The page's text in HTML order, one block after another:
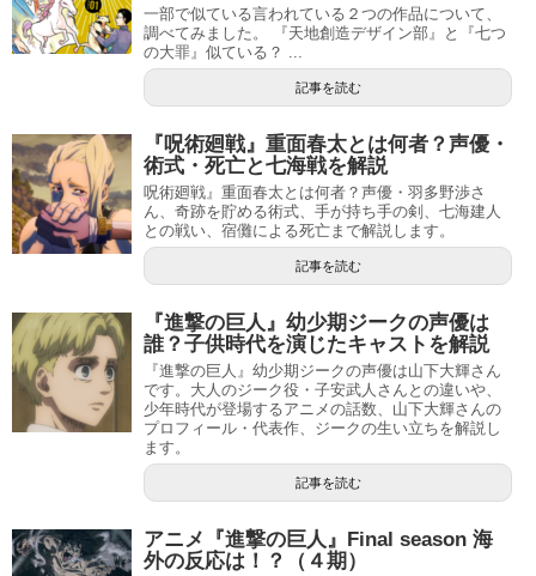
一部で似ている言われている２つの作品について、
調べてみました。 『天地創造デザイン部』と『七つ
の大罪』似ている？ ...
記事を読む
『呪術廻戦』重面春太とは何者？声優・
術式・死亡と七海戦を解説
呪術廻戦』重面春太とは何者？声優・羽多野渉さ
ん、奇跡を貯める術式、手が持ち手の剣、七海建人
との戦い、宿儺による死亡まで解説します。
記事を読む
『進撃の巨人』幼少期ジークの声優は
誰？子供時代を演じたキャストを解説
『進撃の巨人』幼少期ジークの声優は山下大輝さん
です。大人のジーク役・子安武人さんとの違いや、
少年時代が登場するアニメの話数、山下大輝さんの
プロフィール・代表作、ジークの生い立ちを解説し
ます。
記事を読む
アニメ『進撃の巨人』Final season 海
外の反応は！？（４期）